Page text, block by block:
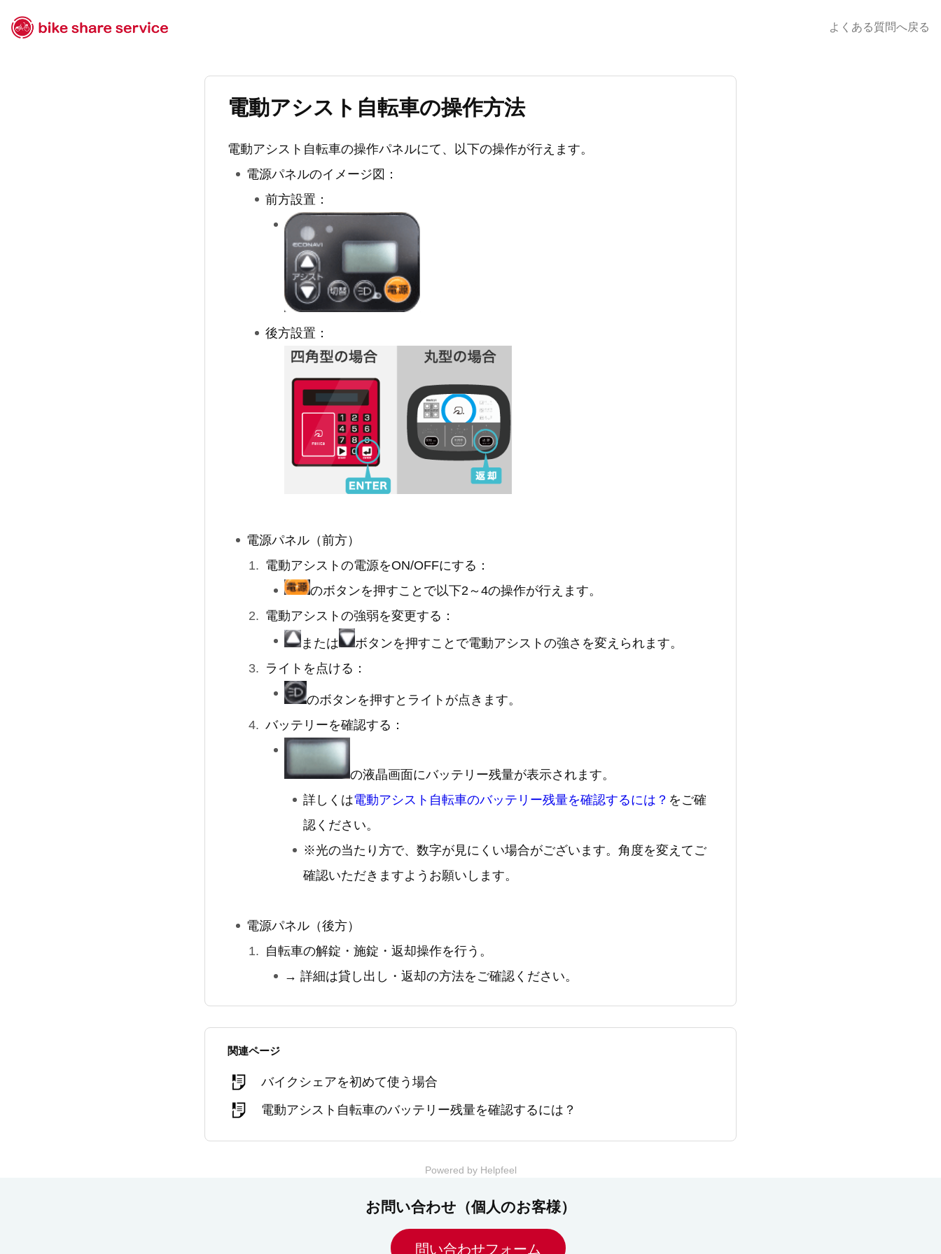
よくある質問へ戻る
電動アシスト自転車の操作方法
電動アシスト自転車の操作パネルにて、以下の操作が行えます。
電源パネルのイメージ図：
前方設置：
後方設置：
電源パネル（前方）
電動アシストの電源をON/OFFにする：
のボタンを押すことで以下2～4の操作が行えます。
電動アシストの強弱を変更する：
または
ボタンを押すことで電動アシストの強さを変えられます。
ライトを点ける：
のボタンを押すとライトが点きます。
バッテリーを確認する：
の液晶画面にバッテリー残量が表示されます。
詳しくは電動アシスト自転車のバッテリー残量を確認するには？ をご確
認ください。
※光の当たり方で、数字が見にくい場合がございます。角度を変えてご
確認いただきますようお願いします。
電源パネル（後方）
自転車の解錠・施錠・返却操作を行う。
→ 詳細は貸し出し・返却の方法をご確認ください。
関連ページ
バイクシェアを初めて使う場合
電動アシスト自転車のバッテリー残量を確認するには？
Powered by Helpfeel
お問い合わせ（個人のお客様）
問い合わせフォーム